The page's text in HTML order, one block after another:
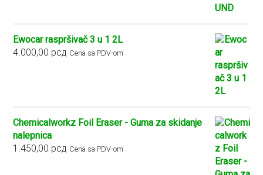
Ewocar raspršivač 3 u 1 2L
4.000,00 рсд Cena sa PDV-om
Chemicalworkz Foil Eraser - Guma za skidanje
nalepnica
1.450,00 рсд Cena sa PDV-om